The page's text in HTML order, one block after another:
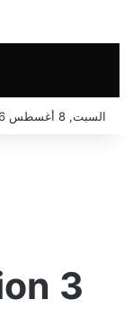
السبت, 8 أغسطس 2026
3